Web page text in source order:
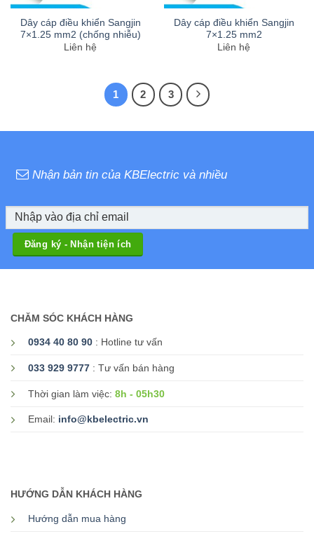
Dây cáp điều khiển Sangjin
7×1.25 mm2 (chống nhiễu)
Liên hệ
Dây cáp điều khiển Sangjin
7×1.25 mm2
Liên hệ
1 2 3
Nhận bản tin của KBElectric và nhiều
CHĂM SÓC KHÁCH HÀNG
0934 40 80 90 : Hotline tư vấn
033 929 9777 : Tư vấn bán hàng
Thời gian làm việc: 8h - 05h30
Email: info@kbelectric.vn
HƯỚNG DẪN KHÁCH HÀNG
Hướng dẫn mua hàng